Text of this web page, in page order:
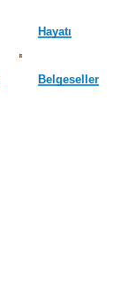
Hayatı
Belgeseller